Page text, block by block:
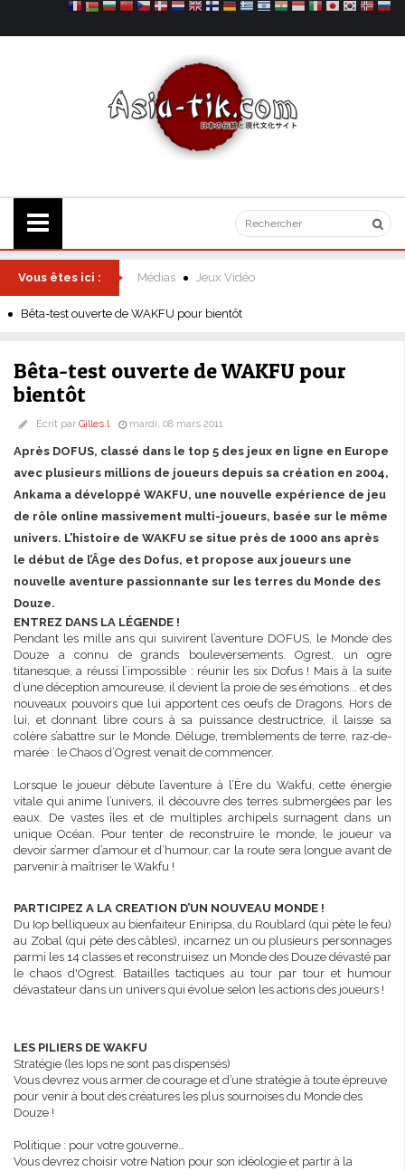
Vous êtes ici : Médias Jeux Vidéo
Bêta-test ouverte de WAKFU pour bientôt
Bêta-test ouverte de WAKFU pour
bientôt
Écrit par Gilles.l mardi, 08 mars 2011
Après DOFUS, classé dans le top 5 des jeux en ligne en Europe
avec plusieurs millions de joueurs depuis sa création en 2004,
Ankama a développé WAKFU, une nouvelle expérience de jeu
de rôle online massivement multi-joueurs, basée sur le même
univers. L’histoire de WAKFU se situe près de 1000 ans après
le début de l’Âge des Dofus, et propose aux joueurs une
nouvelle aventure passionnante sur les terres du Monde des
Douze.
ENTREZ DANS LA LÉGENDE !
Pendant les mille ans qui suivirent l’aventure DOFUS, le Monde des
Douze a connu de grands bouleversements. Ogrest, un ogre
titanesque, a réussi l’impossible : réunir les six Dofus ! Mais à la suite
d’une déception amoureuse, il devient la proie de ses émotions... et des
nouveaux pouvoirs que lui apportent ces oeufs de Dragons. Hors de
lui, et donnant libre cours à sa puissance destructrice, il laisse sa
colère s’abattre sur le Monde. Déluge, tremblements de terre, raz-de-
marée : le Chaos d’Ogrest venait de commencer.
Lorsque le joueur débute l’aventure à l’Ère du Wakfu, cette énergie
vitale qui anime l’univers, il découvre des terres submergées par les
eaux. De vastes îles et de multiples archipels surnagent dans un
unique Océan. Pour tenter de reconstruire le monde, le joueur va
devoir s’armer d’amour et d’humour, car la route sera longue avant de
parvenir à maîtriser le Wakfu !
PARTICIPEZ A LA CREATION D’UN NOUVEAU MONDE !
Du Iop belliqueux au bienfaiteur Eniripsa, du Roublard (qui pète le feu)
au Zobal (qui pète des câbles), incarnez un ou plusieurs personnages
parmi les 14 classes et reconstruisez un Monde des Douze dévasté par
le chaos d'Ogrest. Batailles tactiques au tour par tour et humour
dévastateur dans un univers qui évolue selon les actions des joueurs !
LES PILIERS DE WAKFU
Stratégie (les Iops ne sont pas dispensés)
Vous devrez vous armer de courage et d’une stratégie à toute épreuve
pour venir à bout des créatures les plus sournoises du Monde des
Douze !
Politique : pour votre gouverne…
Vous devrez choisir votre Nation pour son idéologie et partir à la